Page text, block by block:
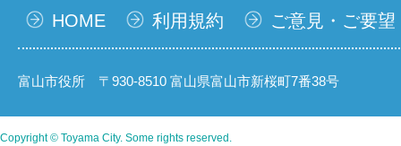
HOME 利用規約 ご意見・ご要望
富山市役所 〒930-8510 富山県富山市新桜町7番38号
Copyright © Toyama City. Some rights reserved.